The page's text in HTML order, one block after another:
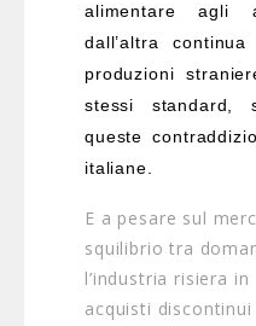
alimentare agli
dall’altra
produzioni
stessi standard,
queste
italiane.
E a pesare sul
squilibrio tra
l’industria risiera
acquisti